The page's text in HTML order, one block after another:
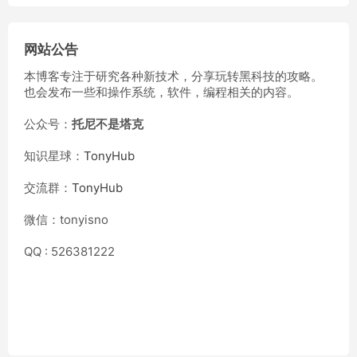
网站公告
本博客专注于研究各种新技术，分享玩转黑科技的攻略。
也会发布一些和操作系统，软件，编程相关的内容。
公众号： 托尼不是塔克
知识星球： TonyHub
交流群： TonyHub
微信：tonyisno
QQ : 526381222